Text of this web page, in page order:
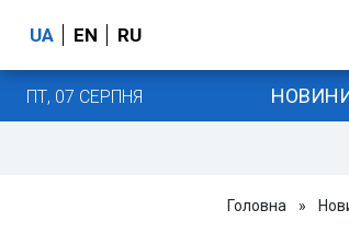
UA EN RU
ПТ, 07 СЕРПНЯ
Головна »